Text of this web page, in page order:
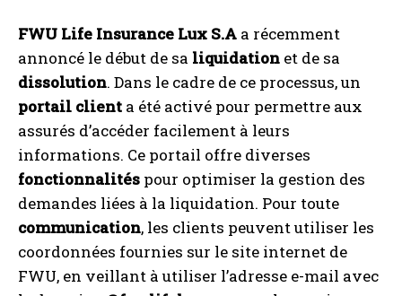
FWU Life Insurance Lux S.A a récemment
annoncé le début de sa liquidation et de sa
dissolution. Dans le cadre de ce processus, un
portail client a été activé pour permettre aux
assurés d’accéder facilement à leurs
informations. Ce portail offre diverses
fonctionnalités pour optimiser la gestion des
demandes liées à la liquidation. Pour toute
communication, les clients peuvent utiliser les
coordonnées fournies sur le site internet de
FWU, en veillant à utiliser l’adresse e-mail avec